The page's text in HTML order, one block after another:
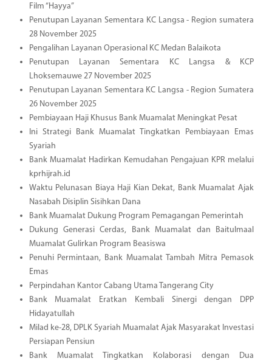
Film “Hayya”
Penutupan Layanan Sementara KC Langsa - Region sumatera
28 November 2025
Pengalihan Layanan Operasional KC Medan Balaikota
Penutupan Layanan Sementara KC Langsa & KCP
Lhoksemauwe 27 November 2025
Penutupan Layanan Sementara KC Langsa - Region Sumatera
26 November 2025
Pembiayaan Haji Khusus Bank Muamalat Meningkat Pesat
Ini Strategi Bank Muamalat Tingkatkan Pembiayaan Emas
Syariah
Bank Muamalat Hadirkan Kemudahan Pengajuan KPR melalui
kprhijrah.id
Waktu Pelunasan Biaya Haji Kian Dekat, Bank Muamalat Ajak
Nasabah Disiplin Sisihkan Dana
Bank Muamalat Dukung Program Pemagangan Pemerintah
Dukung Generasi Cerdas, Bank Muamalat dan Baitulmaal
Muamalat Gulirkan Program Beasiswa
Penuhi Permintaan, Bank Muamalat Tambah Mitra Pemasok
Emas
Perpindahan Kantor Cabang Utama Tangerang City
Bank Muamalat Eratkan Kembali Sinergi dengan DPP
Hidayatullah
Milad ke-28, DPLK Syariah Muamalat Ajak Masyarakat Investasi
Persiapan Pensiun
Bank Muamalat Tingkatkan Kolaborasi dengan Dua